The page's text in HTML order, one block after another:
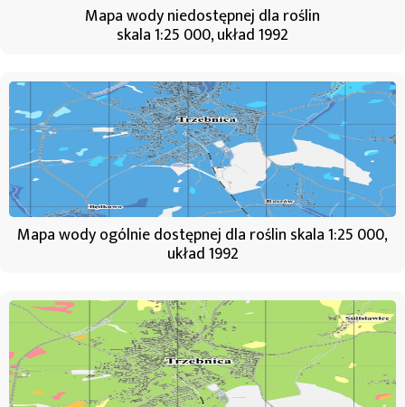
Mapa wody niedostępnej dla roślin
skala 1:25 000, układ 1992
Mapa wody ogólnie dostępnej dla roślin skala 1:25 000,
układ 1992